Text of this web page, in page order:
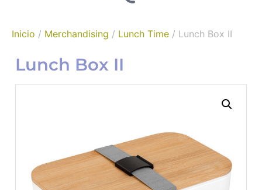
Inicio / Merchandising / Lunch Time / Lunch Box II
Lunch Box II